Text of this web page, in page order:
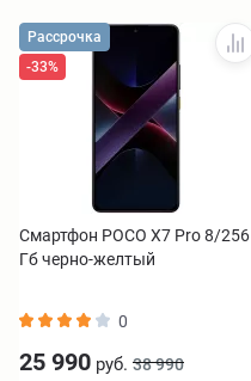
Рассрочка
-33%
Смартфон POCO X7 Pro 8/256
Гб черно-желтый
0
25 990 руб. 38 990